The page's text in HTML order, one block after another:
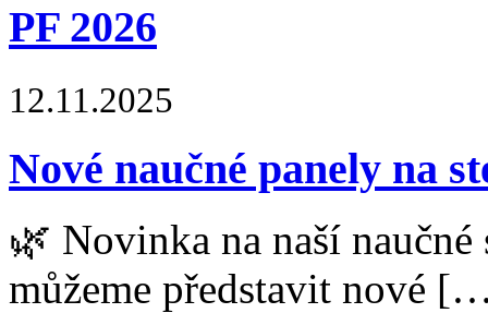
PF 2026
12.11.2025
Nové naučné panely na
🌿 Novinka na naší naučné
můžeme představit nové